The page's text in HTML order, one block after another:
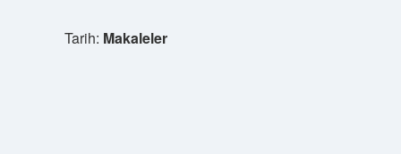
Tarih: Makaleler